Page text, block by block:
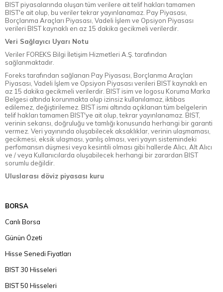
BIST piyasalarında oluşan tüm verilere ait telif hakları tamamen
BIST'e ait olup, bu veriler tekrar yayınlanamaz. Pay Piyasası,
Borçlanma Araçları Piyasası, Vadeli İşlem ve Opsiyon Piyasası
verileri BIST kaynaklı en az 15 dakika gecikmeli verilerdir.
Veri Sağlayıcı Uyarı Notu
Veriler FOREKS Bilgi İletişim Hizmetleri A.Ş. tarafından
sağlanmaktadır.
Foreks tarafından sağlanan Pay Piyasası, Borçlanma Araçları
Piyasası, Vadeli İşlem ve Opsiyon Piyasası verileri BIST kaynaklı en
az 15 dakika gecikmeli verilerdir. BIST isim ve logosu Koruma Marka
Belgesi altında korunmakta olup izinsiz kullanılamaz, iktibas
edilemez, değiştirilemez. BIST ismi altında açıklanan tüm belgelerin
telif hakları tamamen BIST'ye ait olup, tekrar yayınlanamaz. BIST,
verinin sekansı, doğruluğu ve tamlığı konusunda herhangi bir garanti
vermez. Veri yayınında oluşabilecek aksaklıklar, verinin ulaşmaması,
gecikmesi, eksik ulaşması, yanlış olması, veri yayın sistemindeki
perfomansın düşmesi veya kesintili olması gibi hallerde Alıcı, Alt Alıcı
ve / veya Kullanıcılarda oluşabilecek herhangi bir zarardan BIST
sorumlu değildir.
Uluslarası döviz piyasası kuru
BORSA
Canlı Borsa
Günün Özeti
Hisse Senedi Fiyatları
BIST 30 Hisseleri
BIST 50 Hisseleri